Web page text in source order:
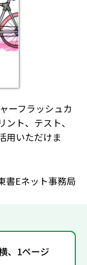
ーフラッシュカ
ト、テスト、
用いただけま
書Eネット事務局
、1ページ